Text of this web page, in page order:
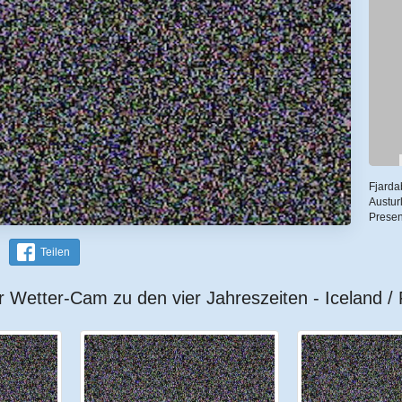
Teilen
Wetter-Cam zu den vier Jahreszeiten - Iceland /